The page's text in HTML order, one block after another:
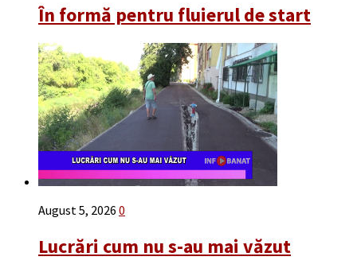
În formă pentru fluierul de start
August 5, 2026 0
Lucrări cum nu s-au mai văzut